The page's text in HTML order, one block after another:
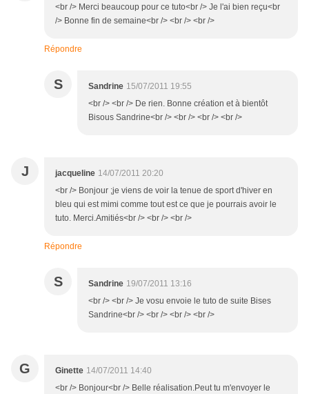
<br /> Merci beaucoup pour ce tuto<br /> Je l'ai bien reçu<br
/> Bonne fin de semaine<br /> <br /> <br />
Répondre
S Sandrine 15/07/2011 19:55
<br /> <br /> De rien. Bonne création et à bientôt
Bisous Sandrine<br /> <br /> <br /> <br />
J jacqueline 14/07/2011 20:20
<br /> Bonjour ;je viens de voir la tenue de sport d'hiver en
bleu qui est mimi comme tout est ce que je pourrais avoir le
tuto. Merci.Amitiés<br /> <br /> <br />
Répondre
S Sandrine 19/07/2011 13:16
<br /> <br /> Je vosu envoie le tuto de suite Bises
Sandrine<br /> <br /> <br /> <br />
G Ginette 14/07/2011 14:40
<br /> Bonjour<br /> Belle réalisation.Peut tu m'envoyer le